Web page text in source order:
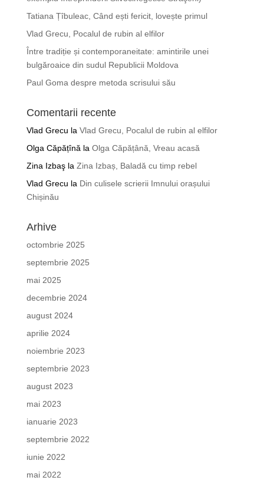
Tatiana Țîbuleac, Când ești fericit, lovește primul
Vlad Grecu, Pocalul de rubin al elfilor
Între tradiție și contemporaneitate: amintirile unei
bulgăroaice din sudul Republicii Moldova
Paul Goma despre metoda scrisului său
Comentarii recente
Vlad Grecu la Vlad Grecu, Pocalul de rubin al elfilor
Olga Căpățînă la Olga Căpățână, Vreau acasă
Zina Izbaşla Zina Izbaș, Baladă cu timp rebel
Vlad Grecu la Din culisele scrierii Imnului orașului
Chișinău
Arhive
octombrie 2025
septembrie 2025
mai 2025
decembrie 2024
august 2024
aprilie 2024
noiembrie 2023
septembrie 2023
august 2023
mai 2023
ianuarie 2023
septembrie 2022
iunie 2022
mai 2022